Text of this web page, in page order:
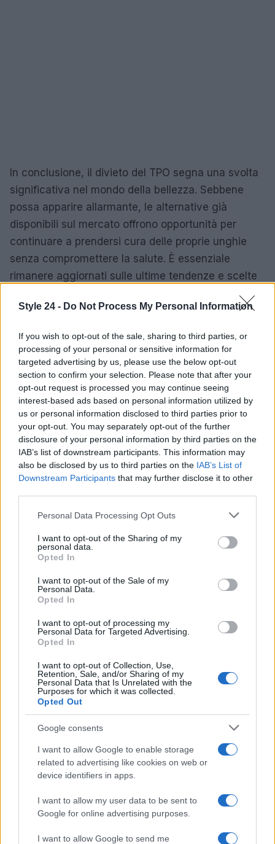
Style 24 - Do Not Process My Personal Information
If you wish to opt-out of the sale, sharing to third parties, or
processing of your personal or sensitive information for
targeted advertising by us, please use the below opt-out
section to confirm your selection. Please note that after your
opt-out request is processed you may continue seeing
interest-based ads based on personal information utilized by
us or personal information disclosed to third parties prior to
your opt-out. You may separately opt-out of the further
disclosure of your personal information by third parties on the
IAB’s list of downstream participants. This information may
also be disclosed by us to third parties on the IAB’s List of
Downstream Participants that may further disclose it to other
Please note that this website/app uses one or more Google
not limited to your visit or usage behaviour. You may click to
grant or deny consent to Google and its third-party tags to
use your data for below specified purposes in below Google
consent section.
Personal Data Processing Opt Outs
I want to opt-out of the Sharing of my
personal data.
Opted In
I want to opt-out of the Sale of my
Personal Data.
Opted In
I want to opt-out of processing my
Personal Data for Targeted Advertising.
Opted In
I want to opt-out of Collection, Use,
Retention, Sale, and/or Sharing of my
Personal Data that Is Unrelated with the
Purposes for which it was collected.
Opted Out
Google consents
I want to allow Google to enable storage
related to advertising like cookies on web or
device identifiers in apps.
I want to allow my user data to be sent to
Google for online advertising purposes.
I want to allow Google to send me
In conclusione, il divieto del TPO segna una svolta
significativa nel mondo della bellezza. Sebbene
possa apparire allarmante, le alternative già
disponibili sul mercato offrono opportunità per
continuare a prendersi cura delle proprie unghie
senza compromettere la salute. È essenziale
rimanere aggiornati sulle ultime tendenze e scelte
AUTORE
Staff
Continua a leggere
BELLEZZA